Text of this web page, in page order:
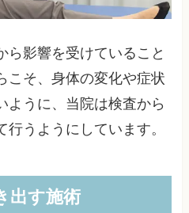
ら影響を受けていること
こそ、身体の変化や症状
ように、当院は検査から
うようにしています。
出す施術